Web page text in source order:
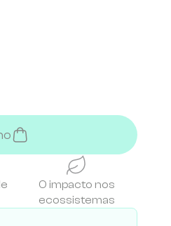
0 impacto nos
ecossistemas